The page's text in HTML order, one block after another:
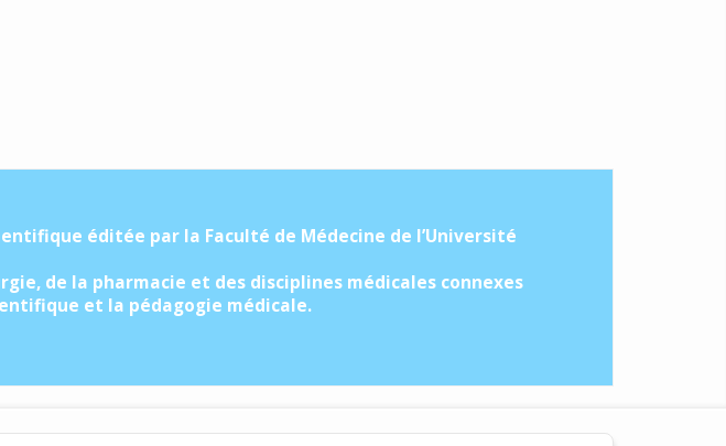
éditée par la Faculté de Médecine de l’Université
de la pharmacie et des disciplines médicales connexes
et la pédagogie médicale.